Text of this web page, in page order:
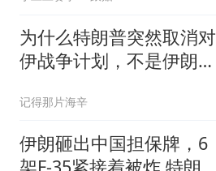
为什么特朗普突然取消对
伊战争计划，不是伊朗赢
记得那片海辛
伊朗砸出中国担保牌，6